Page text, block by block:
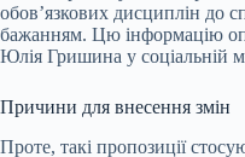
обов’язкових дисциплін до
бажанням. Цю інформацію
Юлія Гришина у соціальній
Причини для внесення змін
Проте, такі пропозиції